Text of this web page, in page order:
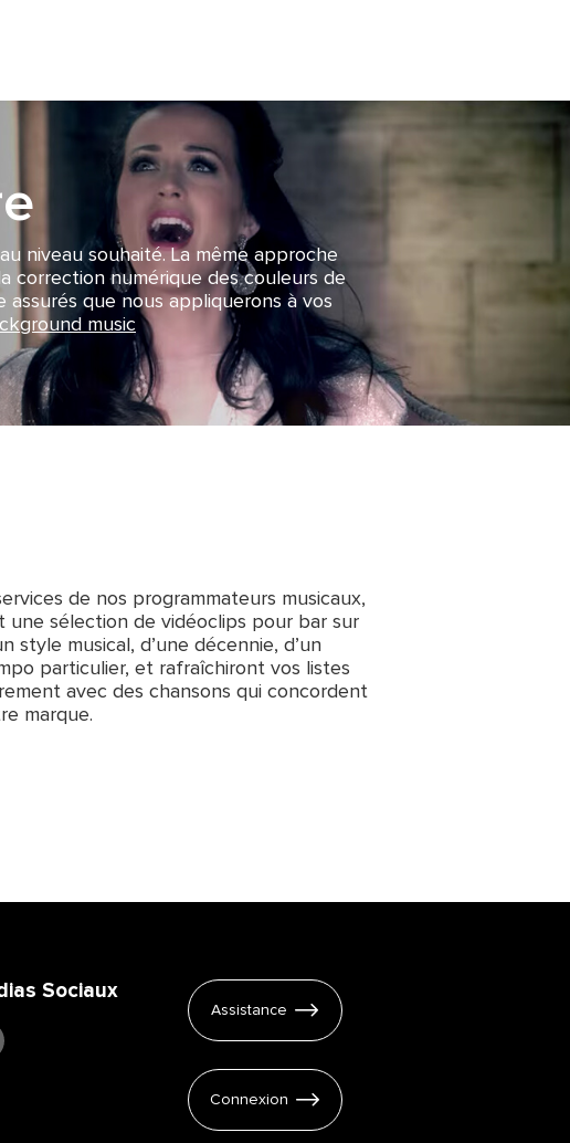
niveau souhaité. La même approche
correction numérique des couleurs de
que nous appliquerons à vos
music
de nos programmateurs musicaux,
une sélection de vidéoclips pour bar sur
style musical, d’une décennie, d’un
particulier, et rafraîchiront vos listes
avec des chansons qui concordent
marque.
Sociaux
Assistance
Connexion